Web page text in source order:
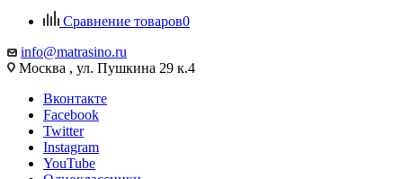
Сравнение товаров0
info@matrasino.ru
Москва , ул. Пушкина 29 к.4
Вконтакте
Facebook
Twitter
Instagram
YouTube